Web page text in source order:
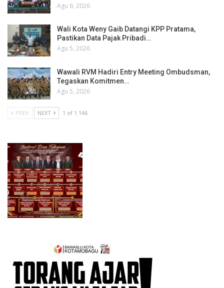
Agu 6, 2026
Wali Kota Weny Gaib Datangi KPP Pratama,
Pastikan Data Pajak Pribadi…
Agu 5, 2026
Wawali RVM Hadiri Entry Meeting Ombudsman,
Tegaskan Komitmen…
Agu 5, 2026
PREV NEXT 1 of 1.146